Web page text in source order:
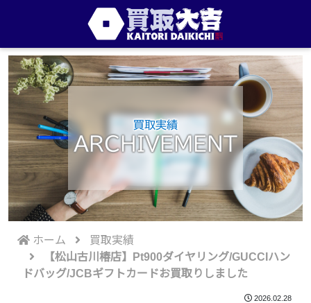
買取実績
ARCHIVEMENT
ホーム
買取実績
【松山古川椿店】Pt900ダイヤリング/GUCCIハン
ドバッグ/JCBギフトカードお買取りしました
2026.02.28